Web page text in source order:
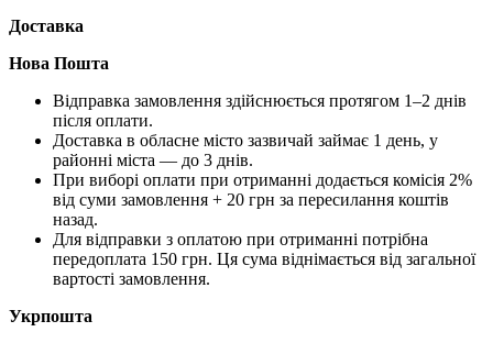
Доставка
Нова Пошта
Відправка замовлення здійснюється протягом 1–2 днів
після оплати.
Доставка в обласне місто зазвичай займає 1 день, у
районні міста — до 3 днів.
При виборі оплати при отриманні додається комісія 2%
від суми замовлення + 20 грн за пересилання коштів
назад.
Для відправки з оплатою при отриманні потрібна
передоплата 150 грн. Ця сума віднімається від загальної
вартості замовлення.
Укрпошта